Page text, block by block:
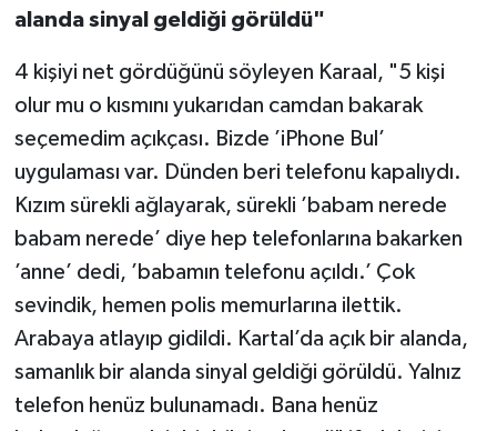
alanda sinyal geldiği görüldü"
4 kişiyi net gördüğünü söyleyen Karaal, "5 kişi
olur mu o kısmını yukarıdan camdan bakarak
seçemedim açıkçası. Bizde ’iPhone Bul’
uygulaması var. Dünden beri telefonu kapalıydı.
Kızım sürekli ağlayarak, sürekli ’babam nerede
babam nerede’ diye hep telefonlarına bakarken
’anne’ dedi, ’babamın telefonu açıldı.’ Çok
sevindik, hemen polis memurlarına ilettik.
Arabaya atlayıp gidildi. Kartal’da açık bir alanda,
samanlık bir alanda sinyal geldiği görüldü. Yalnız
telefon henüz bulunamadı. Bana henüz